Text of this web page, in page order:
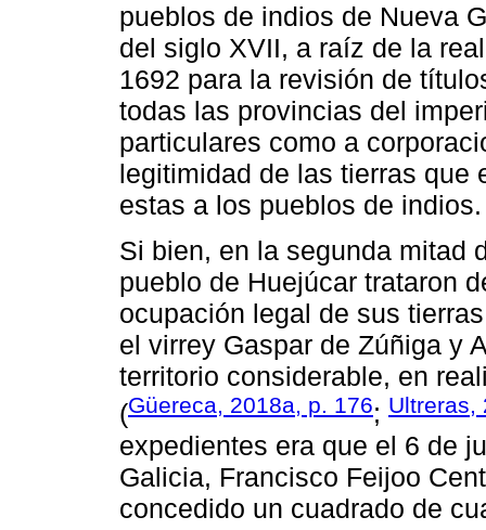
pueblos de indios de Nueva
del siglo XVII, a raíz de la
1692 para la revisión de
todas las provincias del
particulares como a
legitimidad de las tierras que
estas a los pueblos de indios.
Si bien, en la segunda mitad
pueblo de Huejúcar trataron
ocupación legal de sus
el virrey Gaspar de Zúñiga y
territorio considerable, en
(Güereca, 2018a, p. 176; Ultreras,
expedientes era que el 6 de
Galicia, Francisco Feijoo
concedido un cuadrado de